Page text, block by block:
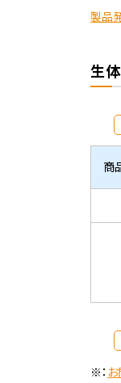
製品
生体
商
※：